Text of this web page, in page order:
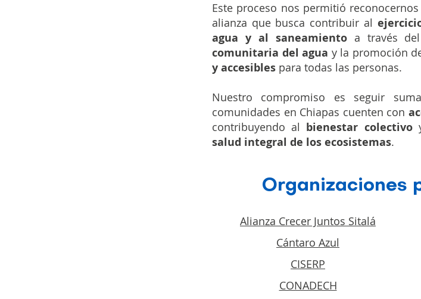
Este proceso nos permitió
alianza que busca contribuir al
agua y al saneamiento a través
comunitaria del agua y la promoción
y accesibles para todas las personas.
Nuestro compromiso es seguir
comunidades en Chiapas cuenten con
contribuyendo al bienestar colectivo
salud integral de los ecosistemas.
Organizaciones
Alianza Crecer Juntos Sitalá
Cántaro Azul
CISERP
CONADECH